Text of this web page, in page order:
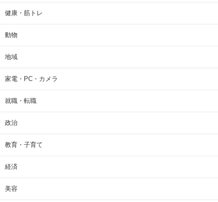
健康・筋トレ
動物
地域
家電・PC・カメラ
就職・転職
政治
教育・子育て
経済
美容